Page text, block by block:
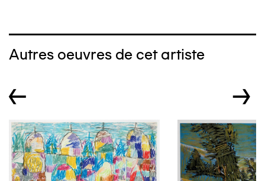
Autres oeuvres de cet artiste
← →